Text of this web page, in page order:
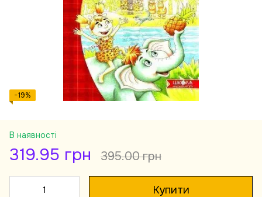
−19%
В наявності
319.95 грн 395.00 грн
Купити